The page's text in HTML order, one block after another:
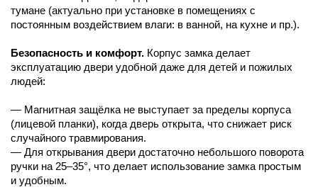
тумане (актуально при установке в помещениях с
постоянным воздействием влаги: в ванной, на кухне и пр.).
Безопасность и комфорт. Корпус замка делает
эксплуатацию двери удобной даже для детей и пожилых
людей:
— Магнитная защёлка не выступает за пределы корпуса
(лицевой планки), когда дверь открыта, что снижает риск
случайного травмирования.
— Для открывания двери достаточно небольшого поворота
ручки на 25–35°, что делает использование замка простым
и удобным.